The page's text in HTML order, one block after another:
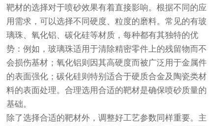
靶材的选择对于喷砂效果有着直接影响。根据不同的应
用需求，可以选择不同硬度、粒度的磨料。常见的有玻
璃珠、氧化铝、碳化硅等材质，每种都有其独特的优
势：例如，玻璃珠适用于清除精密零件上的残留物而不
会损伤基材；氧化铝则因其高硬度而被广泛用于金属件
的表面强化；碳化硅则特别适合于硬质合金及陶瓷类材
料的表面处理。合理选用合适的靶材是确保喷砂质量的
基础。
除了选择合适的靶材外，调整好工艺参数同样重要。主